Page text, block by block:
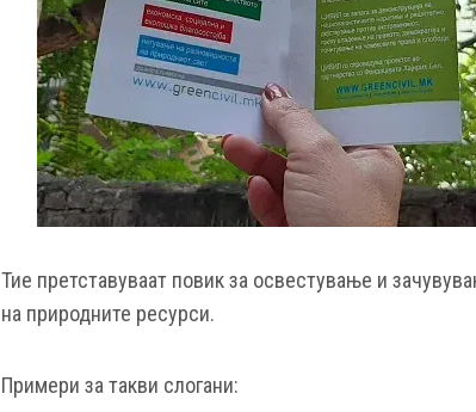
Тие претставуваат повик за освестување и
на природните ресурси.
Примери за такви слогани: